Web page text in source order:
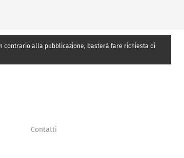
contrario alla pubblicazione, basterà fare richiesta di
Contatti